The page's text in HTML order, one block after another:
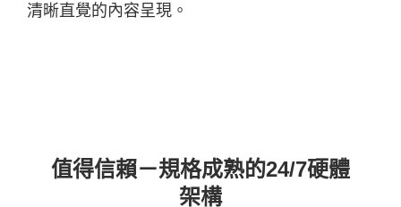
清晰直覺的內容呈現 。
值得信賴－規格成熟的24/7硬體
架構